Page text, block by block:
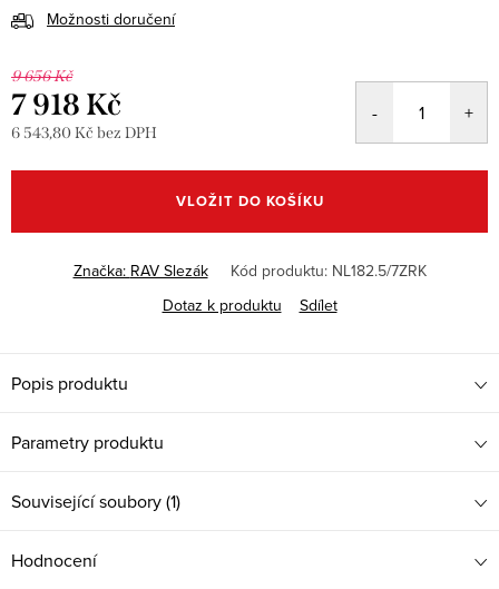
Možnosti doručení
9 656 Kč
7 918 Kč
6 543,80 Kč bez DPH
cena:
VLOŽIT DO KOŠÍKU
Značka: RAV Slezák Kód produktu: NL182.5/7ZRK
Dotaz k produktu
Sdílet
Popis produktu
Parametry produktu
Související soubory (1)
Hodnocení